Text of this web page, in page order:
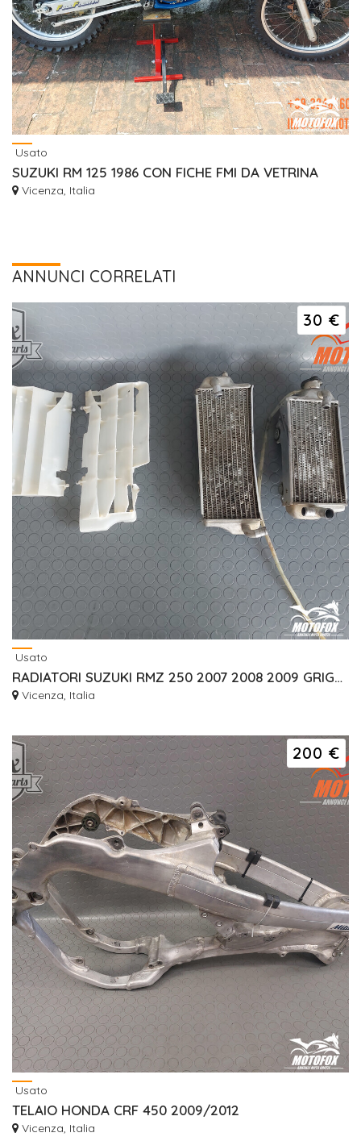
Usato
SUZUKI RM 125 1986 CON FICHE FMI DA VETRINA
Vicenza, Italia
ANNUNCI CORRELATI
30 €
Usato
RADIATORI SUZUKI RMZ 250 2007 2008 2009 GRIGLIE
Vicenza, Italia
200 €
Usato
TELAIO HONDA CRF 450 2009/2012
Vicenza, Italia